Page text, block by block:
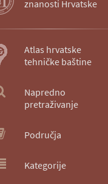
znanosti Hrvatske
Atlas hrvatske
tehničke baštine
Napredno
pretraživanje
Područja
Kategorije